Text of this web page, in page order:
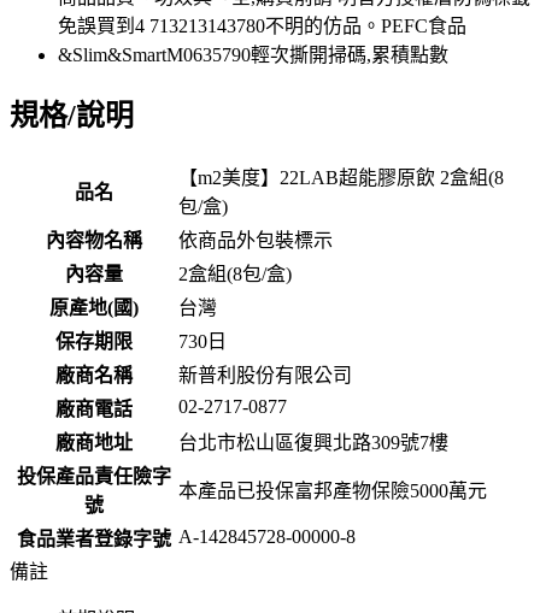
規格/說明
品名
【m2美度】22LAB超能膠原飲 2盒組(8
包/盒)
內容物名稱
依商品外包裝標示
內容量
2盒組(8包/盒)
原產地(國)
台灣
保存期限
730 日
廠商名稱
新普利股份有限公司
廠商電話
02-2717-0877
廠商地址
台北市松山區復興北路309號7樓
投保產品責任險字
號
本產品已投保富邦產物保險5000萬元
食品業者登錄字號 A-142845728-00000-8
備註